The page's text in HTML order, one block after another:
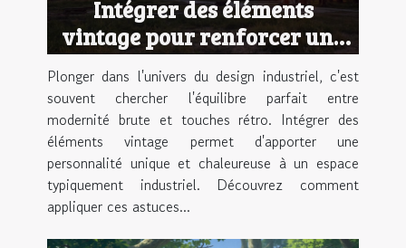
Intégrer des éléments
vintage pour renforcer une
ambiance industrielle
Plonger dans l'univers du design industriel, c'est
souvent chercher l'équilibre parfait entre
modernité brute et touches rétro. Intégrer des
éléments vintage permet d'apporter une
personnalité unique et chaleureuse à un espace
typiquement industriel. Découvrez comment
appliquer ces astuces...